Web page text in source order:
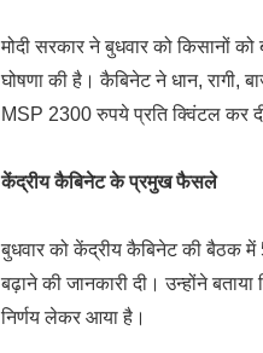
मोदी सरकार ने बुधवार को किसानों
घोषणा की है। कैबिनेट ने धान, रागी,
MSP 2300 रुपये प्रति क्विंटल कर
केंद्रीय कैबिनेट के प्रमुख फैसले
बुधवार को केंद्रीय कैबिनेट की बैठक
बढ़ाने की जानकारी दी। उन्होंने
निर्णय लेकर आया है।